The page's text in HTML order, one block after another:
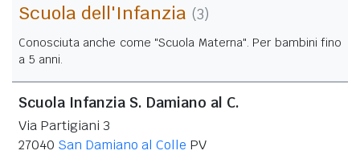
Scuola dell'Infanzia (3)
Conosciuta anche come "Scuola Materna". Per bambini fino
a 5 anni.
Scuola Infanzia S. Damiano al C.
Via Partigiani 3
27040 San Damiano al Colle PV